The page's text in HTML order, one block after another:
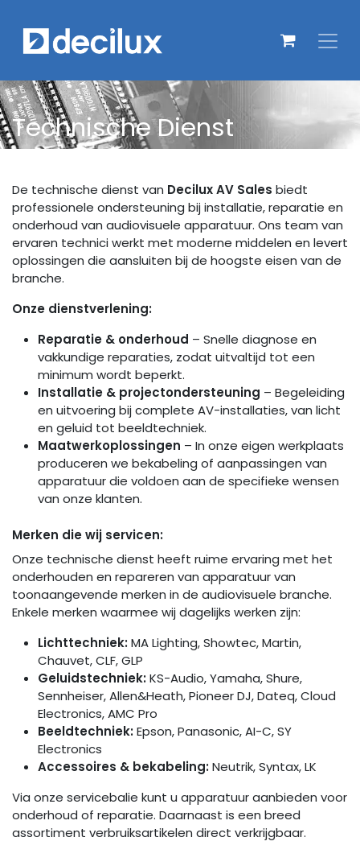
Technische Dienst
De technische dienst van Decilux AV Sales biedt
professionele ondersteuning bij installatie, reparatie en
onderhoud van audiovisuele apparatuur. Ons team van
ervaren technici werkt met moderne middelen en levert
oplossingen die aansluiten bij de hoogste eisen van de
branche.
Onze dienstverlening:
Reparatie & onderhoud – Snelle diagnose en
vakkundige reparaties, zodat uitvaltijd tot een
minimum wordt beperkt.
Installatie & projectondersteuning – Begeleiding
en uitvoering bij complete AV-installaties, van licht
en geluid tot beeldtechniek.
Maatwerkoplossingen – In onze eigen werkplaats
produceren we bekabeling of aanpassingen van
apparatuur die voldoen aan de specifieke wensen
van onze klanten.
Merken die wij servicen:
Onze technische dienst heeft ruime ervaring met het
onderhouden en repareren van apparatuur van
toonaangevende merken in de audiovisuele branche.
Enkele merken waarmee wij dagelijks werken zijn:
Lichttechniek:MA Lighting, Showtec, Martin,
Chauvet, CLF, GLP
Geluidstechniek:KS-Audio, Yamaha, Shure,
Sennheiser, Allen&Heath, Pioneer DJ, Dateq, Cloud
Electronics, AMC Pro
Beeldtechniek:Epson, Panasonic, AI-C, SY
Electronics
Accessoires & bekabeling:Neutrik, Syntax, LK
Via onze servicebalie kunt u apparatuur aanbieden voor
onderhoud of reparatie. Daarnaast is een breed
assortiment verbruiksartikelen direct verkrijgbaar.